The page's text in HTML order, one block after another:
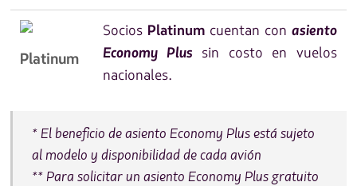
Platinum
Socios Platinumcuentan con asiento
Economy Plus sin costo en vuelos
nacionales.
* El beneficio de asiento Economy Plus está sujeto
al modelo y disponibilidad de cada avión
** Para solicitar un asiento Economy Plus gratuito